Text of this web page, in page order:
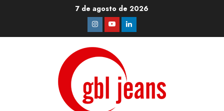
7 de agosto de 2026
Instagram
YoutubeLinkedin